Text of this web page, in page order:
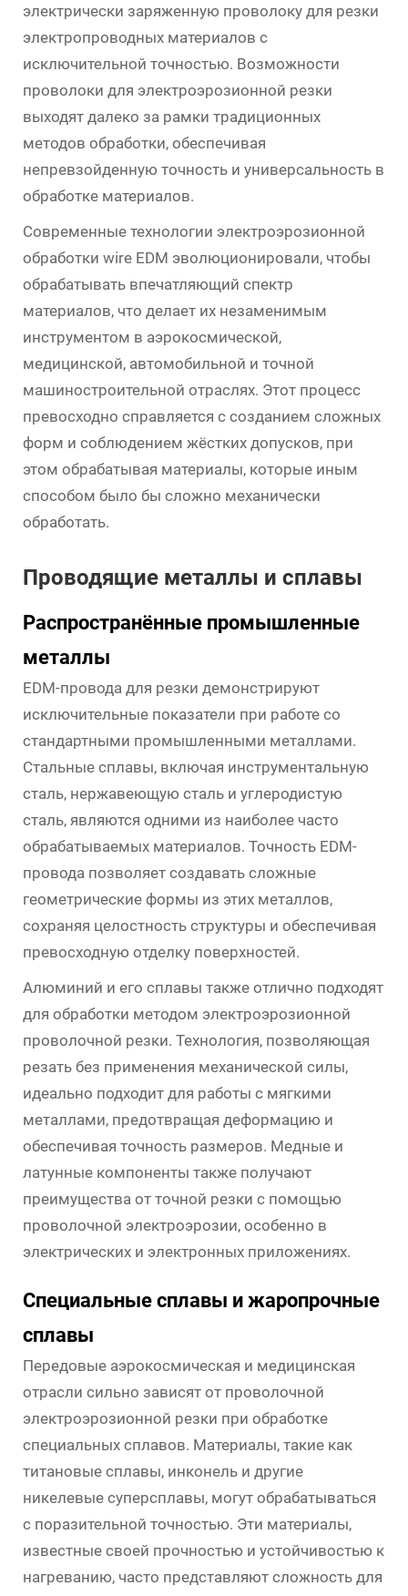
электрически заряженную проволоку для резки
электропроводных материалов с
исключительной точностью. Возможности
проволоки для электроэрозионной резки
выходят далеко за рамки традиционных
методов обработки, обеспечивая
непревзойденную точность и универсальность в
обработке материалов.
Современные технологии электроэрозионной
обработки wire EDM эволюционировали, чтобы
обрабатывать впечатляющий спектр
материалов, что делает их незаменимым
инструментом в аэрокосмической,
медицинской, автомобильной и точной
машиностроительной отраслях. Этот процесс
превосходно справляется с созданием сложных
форм и соблюдением жёстких допусков, при
этом обрабатывая материалы, которые иным
способом было бы сложно механически
обработать.
Проводящие металлы и сплавы
Распространённые промышленные
металлы
EDM-провода для резки демонстрируют
исключительные показатели при работе со
стандартными промышленными металлами.
Стальные сплавы, включая инструментальную
сталь, нержавеющую сталь и углеродистую
сталь, являются одними из наиболее часто
обрабатываемых материалов. Точность EDM-
провода позволяет создавать сложные
геометрические формы из этих металлов,
сохраняя целостность структуры и обеспечивая
превосходную отделку поверхностей.
Алюминий и его сплавы также отлично подходят
для обработки методом электроэрозионной
проволочной резки. Технология, позволяющая
резать без применения механической силы,
идеально подходит для работы с мягкими
металлами, предотвращая деформацию и
обеспечивая точность размеров. Медные и
латунные компоненты также получают
преимущества от точной резки с помощью
проволочной электроэрозии, особенно в
электрических и электронных приложениях.
Специальные сплавы и жаропрочные
сплавы
Передовые аэрокосмическая и медицинская
отрасли сильно зависят от проволочной
электроэрозионной резки при обработке
специальных сплавов. Материалы, такие как
титановые сплавы, инконель и другие
никелевые суперсплавы, могут обрабатываться
с поразительной точностью. Эти материалы,
известные своей прочностью и устойчивостью к
нагреванию, часто представляют сложность для